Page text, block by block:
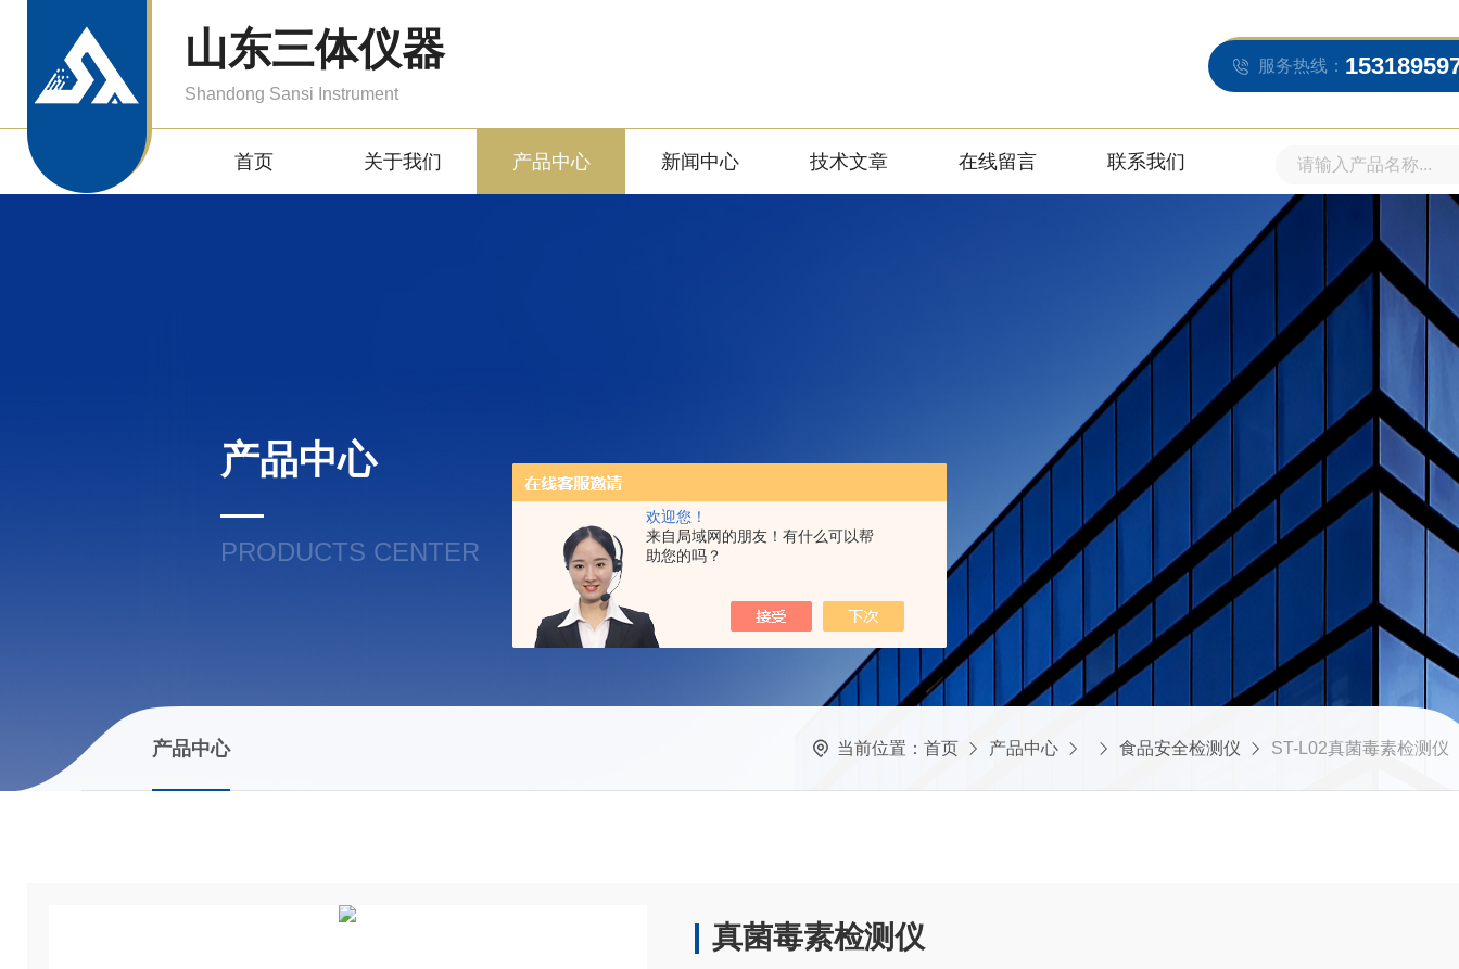
欢迎您！
来自局域网的朋友！有什么可以帮
助您的吗？
山东三体仪器
Shandong Sansi Instrument
服务热线：
首页 关于我们 产品中心 新闻中心 技术文章 在线留言 联系我们
产品中心
PRODUCTS CENTER
产品中心 当前位置： 首页 产品中心 食品安全检测仪 ST-L02真菌毒素检测仪
真菌毒素检测仪